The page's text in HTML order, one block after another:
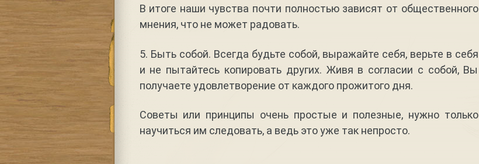
В итоге наши чувства почти полностью зависят от общественного
мнения, что не может радовать.
5. Быть собой. Всегда будьте собой, выражайте себя, верьте в себя
и не пытайтесь копировать других. Живя в согласии с собой, Вы
получаете удовлетворение от каждого прожитого дня.
Советы или принципы очень простые и полезные, нужно только
научиться им следовать, а ведь это уже так непросто.